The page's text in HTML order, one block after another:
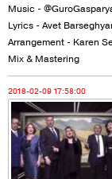
Ծառուկյանի փեսան
վնասել է ›››
2026-06-09 07:11:00
Music -
Lyrics - Avet
Arrangement - Karen
Mix & Mastering
2018-02-09 17:58:00